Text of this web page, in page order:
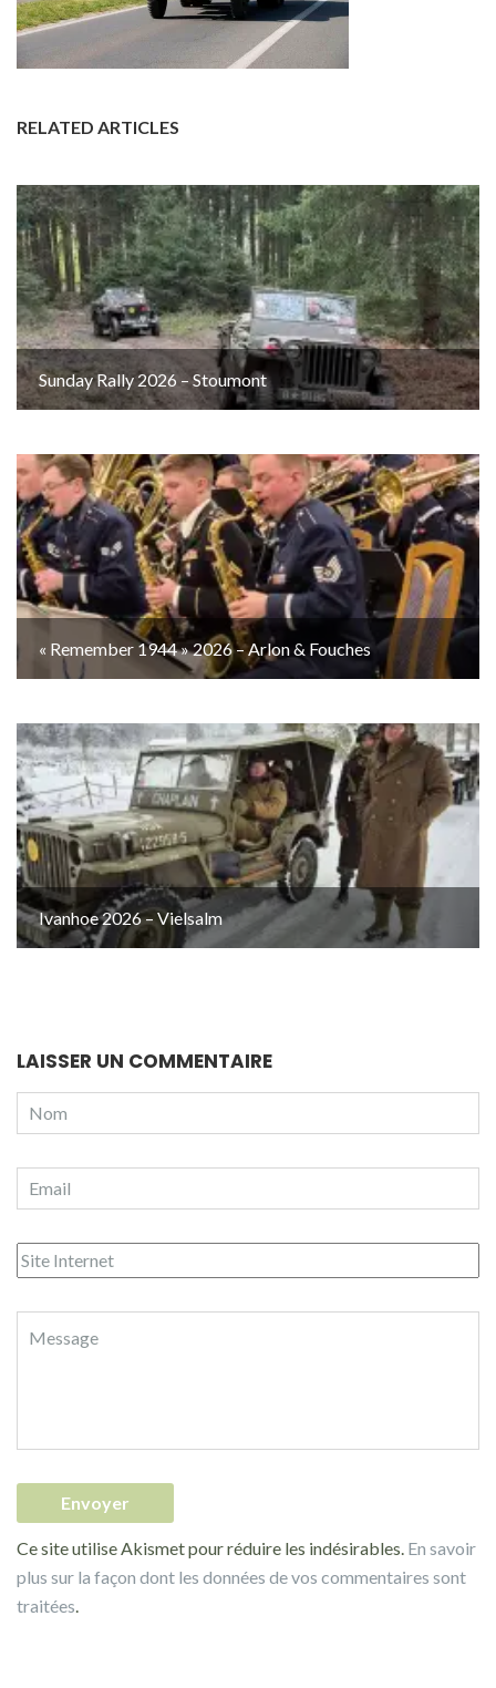
RELATED ARTICLES
Sunday Rally 2026 – Stoumont
« Remember 1944 » 2026 – Arlon & Fouches
Ivanhoe 2026 – Vielsalm
LAISSER UN COMMENTAIRE
Ce site utilise Akismet pour réduire les indésirables. En savoir
plus sur la façon dont les données de vos commentaires sont
traitées